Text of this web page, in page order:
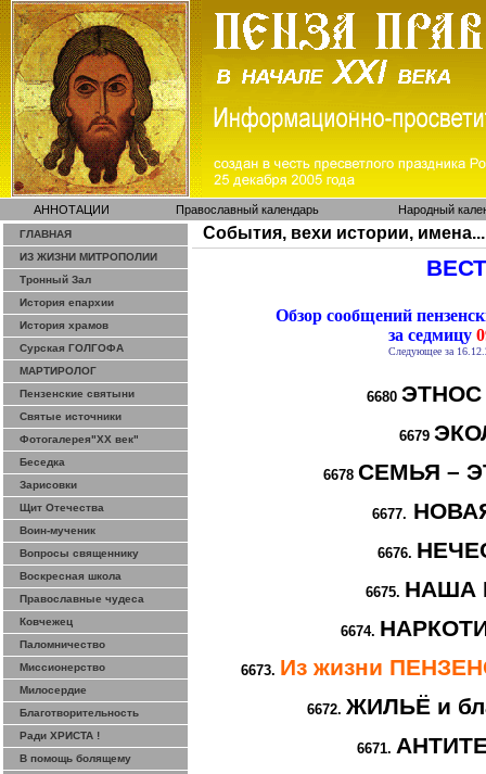
АННОТАЦИИ Православный календарь Народный
ГЛАВНАЯ
ИЗ ЖИЗНИ МИТРОПОЛИИ
Тронный Зал
История епархии
История храмов
Сурская ГОЛГОФА
МАРТИРОЛОГ
Пензенские святыни
Святые источники
Фотогалерея"ХХ век"
Беседка
Зарисовки
Щит Отечества
Воин-мученик
Вопросы священнику
Воскресная школа
Православные чудеса
Ковчежец
Паломничество
Миссионерство
Милосердие
Благотворительность
Ради ХРИСТА !
В помощь болящему
События, вехи истории, имена...
Обзор сообщений
за седмицу
Следующее за
6680
6679
6678 СЕМЬЯ –
6677.
6676.
6675. НАША
6674.
6673. Из жизни
6672. ЖИЛЬЁ и
6671.